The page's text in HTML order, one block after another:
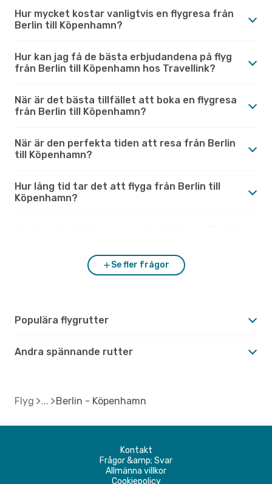
Hur mycket kostar vanligtvis en flygresa från
Berlin till Köpenhamn?
Hur kan jag få de bästa erbjudandena på flyg
från Berlin till Köpenhamn hos Travellink?
När är det bästa tillfället att boka en flygresa
från Berlin till Köpenhamn?
När är den perfekta tiden att resa från Berlin
till Köpenhamn?
Hur lång tid tar det att flyga från Berlin till
Köpenhamn?
Se fler frågor
Populära flygrutter
Andra spännande rutter
Flyg Berlin - Köpenhamn
Kontakt
Frågor &amp; Svar
Allmänna villkor
Cookiepolicy